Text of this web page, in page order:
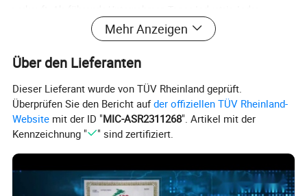
Company stützt seine Management-Prinzipien auf "die besten
Service, den günstigsten Preis und die beste Qualität für Kunden"
und stützt sich auf "Leying Stress on talentdeveloping stetig und
Jahre, Inder Company plant, zu erweitern Zur größten
Fertigungsbasis auf wasserbasierten Klebstoff-Serienprodukten
und machen die Marke No,1 im Klebstofftapesmarkt in China zu
Mehr Anzeigen
Über den Lieferanten
Dieser Lieferant wurde von TÜV Rheinland geprüft.
Überprüfen Sie den Bericht aufder offiziellen TÜV Rheinland-
Website mit der ID "MIC-ASR2311268". Artikel mit der
Kennzeichnung "
" sind zertifiziert.